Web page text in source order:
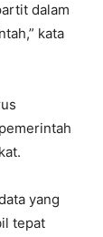
dalam
kata
yang
tepat